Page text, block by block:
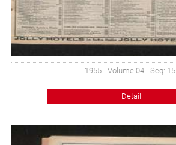
1955 - Volume 04 - Seq: 15
Detail